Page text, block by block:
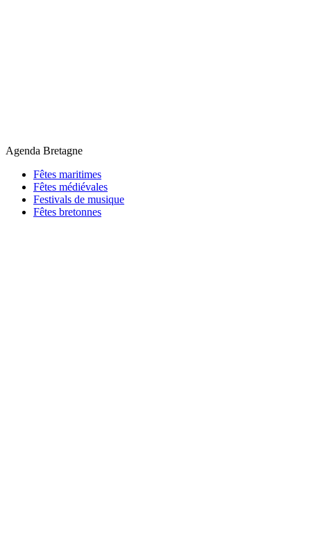
Agenda Bretagne
Fêtes maritimes
Fêtes médiévales
Festivals de musique
Fêtes bretonnes